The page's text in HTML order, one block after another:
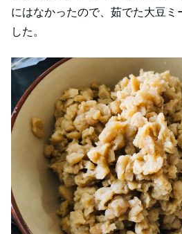
にはなかったので、茹でた大豆ミ
した。